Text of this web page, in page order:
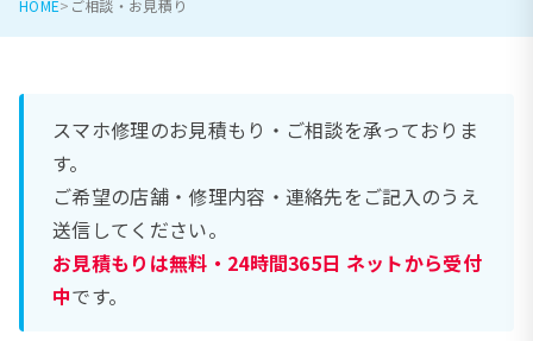
HOME ご相談・お見積り
スマホ修理のお見積もり・ご相談を承っておりま
す。
ご希望の店舗・修理内容・連絡先をご記入のうえ
送信してください。
お見積もりは無料・24時間365日 ネットから受付
中です。